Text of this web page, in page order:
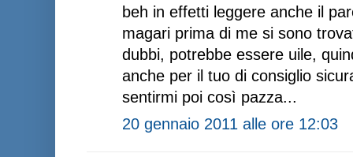
beh in effetti leggere anche il
magari prima di me si sono
dubbi, potrebbe essere uile,
anche per il tuo di consiglio
sentirmi poi così pazza...
20 gennaio 2011 alle ore 12:03